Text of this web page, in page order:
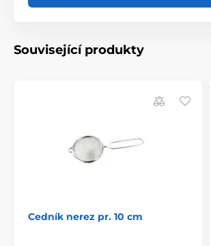
Související produkty
Cedník nerez pr. 10 cm